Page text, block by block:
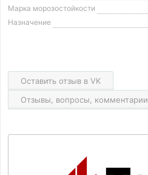
Марка морозостойкости
Назначение
Оставить отзыв в VK
Отзывы, вопросы, комментарии